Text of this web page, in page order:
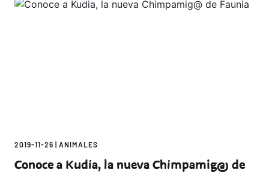
2019-11-26 | ANIMALES
Conoce a Kudia, la nueva Chimpamig@ de